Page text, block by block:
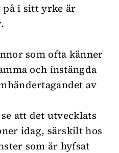
i sitt yrke är
som ofta känner
och instängda
av
att det utvecklats
idag, särskilt hos
som är hyfsat